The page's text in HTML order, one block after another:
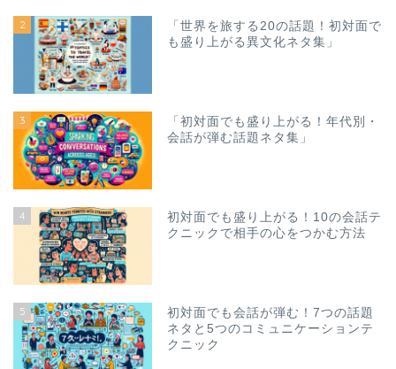
2
「世界を旅する20の話題！初対面で
も盛り上がる異文化ネタ集」
3
「初対面でも盛り上がる！年代別・
会話が弾む話題ネタ集」
4
初対面でも盛り上がる！10の会話テ
クニックで相手の心をつかむ方法
5
初対面でも会話が弾む！7つの話題
ネタと5つのコミュニケーションテ
クニック